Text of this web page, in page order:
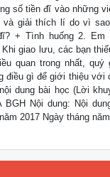
số tiền đĩ vào những
và giải thích lí do vì
+ Tình huống 2.
giao lưu, các bạn
quan trong nhất, quý
điều gì để giới thiệu với
dung bài học (Lời
BGH Nội dung: Nội
2017 Ngày tháng